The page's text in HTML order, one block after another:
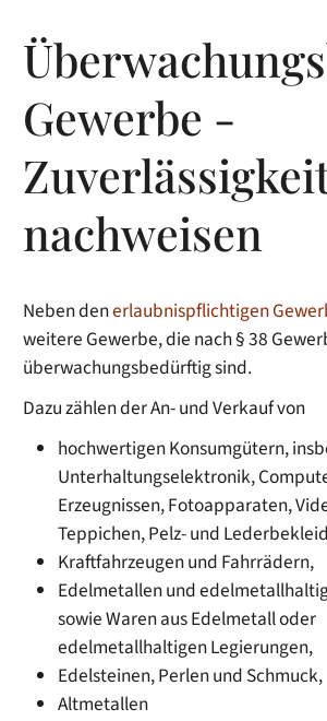
Gewerbe -
nachweisen
Neben denerlaubnispflichtigen
weitere Gewerbe, die nach § 38
überwachungsbedürftig sind.
Dazu zählen der An- und Verkauf von
hochwertigen Konsumgütern,
Unterhaltungselektronik,
Erzeugnissen, Fotoapparaten,
Teppichen, Pelz- und
Kraftfahrzeugen und Fahrrädern,
Edelmetallen und
sowie Waren aus Edelmetall oder
edelmetallhaltigen Legierungen,
Edelsteinen, Perlen und Schmuck,
Altmetallen